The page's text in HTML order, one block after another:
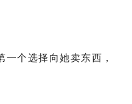
个选择向她卖东西，